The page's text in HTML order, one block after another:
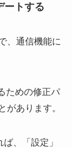
ートする
、通信機能に
ための修正パ
があります。
、「設定」